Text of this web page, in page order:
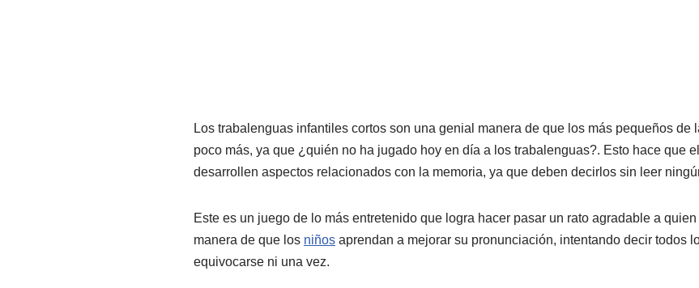
Los trabalenguas infantiles cortos son una genial manera de que los más pequeños de
poco más, ya que ¿quién no ha jugado hoy en día a los trabalenguas?. Esto hace que
desarrollen aspectos relacionados con la memoria, ya que deben decirlos sin leer
Este es un juego de lo más entretenido que logra hacer pasar un rato agradable a
manera de que los niños aprendan a mejorar su pronunciación, intentando decir todos
equivocarse ni una vez.